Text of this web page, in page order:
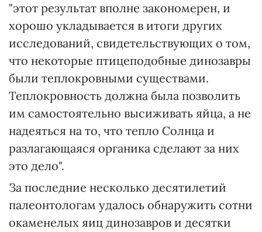
"этот результат вполне закономерен, и
хорошо укладывается в итоги других
исследований, свидетельствующих о том,
что некоторые птицеподобные динозавры
были теплокровными существами.
Теплокровность должна была позволить
им самостоятельно высиживать яйца, а не
надеяться на то, что тепло Солнца и
разлагающаяся органика сделают за них
это дело".
За последние несколько десятилетий
палеонтологам удалось обнаружить сотни
окаменелых яиц динозавров и десятки